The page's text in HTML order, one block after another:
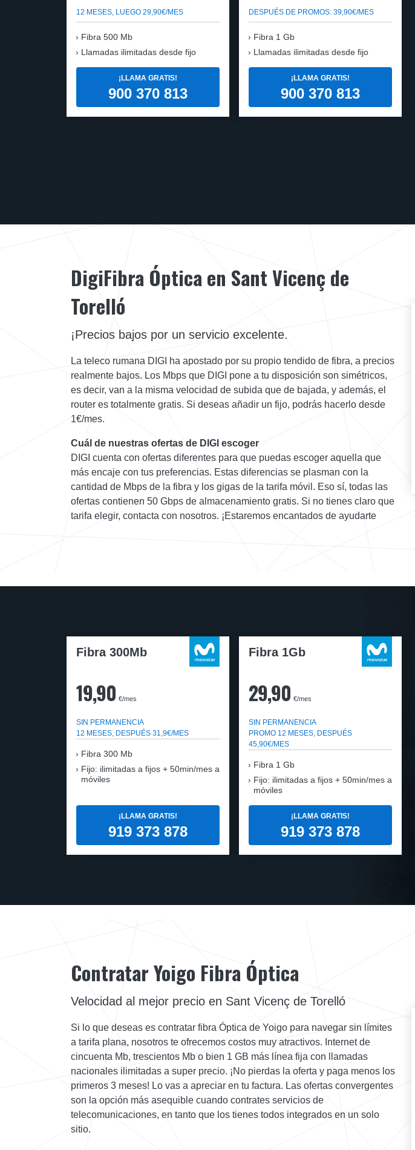
12 MESES, LUEGO 29,90€/MES
Fibra 500 Mb
Llamadas ilimitadas desde fijo
¡LLAMA GRATIS!
900 370 813
DESPUÉS DE PROMOS: 39,90€/MES
Fibra 1 Gb
Llamadas ilimitadas desde fijo
¡LLAMA GRATIS!
900 370 813
DigiFibra Óptica en Sant Vicenç de
Torelló
¡Precios bajos por un servicio excelente.
La teleco rumana DIGI ha apostado por su propio tendido de fibra, a precios
realmente bajos. Los Mbps que DIGI pone a tu disposición son simétricos,
es decir, van a la misma velocidad de subida que de bajada, y además, el
router es totalmente gratis. Si deseas añadir un fijo, podrás hacerlo desde
1€/mes.
Cuál de nuestras ofertas de DIGI escoger
DIGI cuenta con ofertas diferentes para que puedas escoger aquella que
más encaje con tus preferencias. Estas diferencias se plasman con la
cantidad de Mbps de la fibra y los gigas de la tarifa móvil. Eso sí, todas las
ofertas contienen 50 Gbps de almacenamiento gratis. Si no tienes claro que
tarifa elegir, contacta con nosotros. ¡Estaremos encantados de ayudarte
Fibra 300Mb
19,90 €/mes
SIN PERMANENCIA
12 MESES, DESPUÉS 31,9€/MES
Fibra 300 Mb
Fijo: ilimitadas a fijos + 50min/mes a
móviles
¡LLAMA GRATIS!
919 373 878
Fibra 1Gb
29,90 €/mes
SIN PERMANENCIA
PROMO 12 MESES, DESPUÉS
45,90€/MES
Fibra 1 Gb
Fijo: ilimitadas a fijos + 50min/mes a
móviles
¡LLAMA GRATIS!
919 373 878
Contratar Yoigo Fibra Óptica
Velocidad al mejor precio en Sant Vicenç de Torelló
Si lo que deseas es contratar fibra Óptica de Yoigo para navegar sin límites
a tarifa plana, nosotros te ofrecemos costos muy atractivos. Internet de
cincuenta Mb, trescientos Mb o bien 1 GB más línea fija con llamadas
nacionales ilimitadas a super precio. ¡No pierdas la oferta y paga menos los
primeros 3 meses! Lo vas a apreciar en tu factura. Las ofertas convergentes
son la opción más asequible cuando contrates servicios de
telecomunicaciones, en tanto que los tienes todos integrados en un solo
sitio.